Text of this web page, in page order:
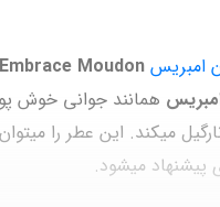
امبریس
همانند جوانی خوش
میکند. این عطر را
پیشنهاد میشود.